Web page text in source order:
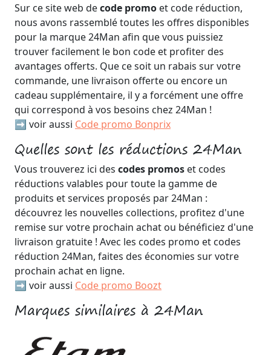
Sur ce site web decode promo et code réduction,
nous avons rassemblé toutes les offres disponibles
pour la marque 24Man afin que vous puissiez
trouver facilement le bon code et profiter des
avantages offerts. Que ce soit un rabais sur votre
commande, une livraison offerte ou encore un
cadeau supplémentaire, il y a forcément une offre
qui correspond à vos besoins chez 24Man !
➡️ voir aussi Code promo Bonprix
Quelles sont les réductions 24Man
Vous trouverez ici des codes promos et codes
réductions valables pour toute la gamme de
produits et services proposés par 24Man :
découvrez les nouvelles collections, profitez d'une
remise sur votre prochain achat ou bénéficiez d'une
livraison gratuite ! Avec les codes promo et codes
réduction 24Man, faites des économies sur votre
prochain achat en ligne.
➡️ voir aussi Code promo Boozt
Marques similaires à 24Man